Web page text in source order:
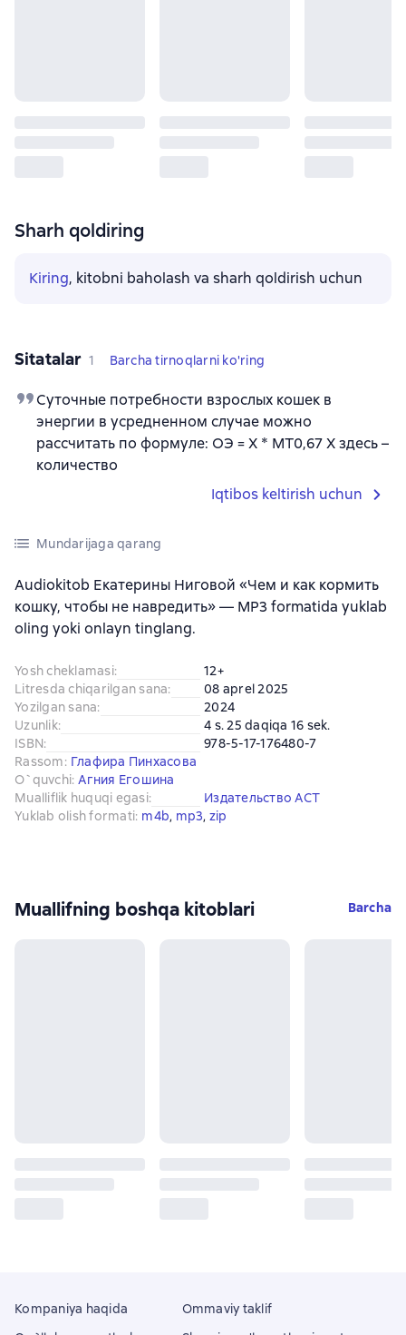
Sharh qoldiring
Kiring, kitobni baholash va sharh qoldirish uchun
Sitatalar 1 Barcha tirnoqlarni ko'ring
Суточные потребности взрослых кошек в
энергии в усредненном случае можно
рассчитать по формуле: ОЭ = X * МТ0,67 Х здесь –
количество
Iqtibos keltirish uchun
Mundarijaga qarang
Audiokitob Екатерины Ниговой «Чем и как кормить
кошку, чтобы не навредить» — MP3 formatida yuklab
oling yoki onlayn tinglang.
Yosh cheklamasi:
12+
Litresda chiqarilgan sana:
08 aprel 2025
Yozilgan sana:
2024
Uzunlik:
4 s. 25 daqiqa 16 sek.
ISBN:
978-5-17-176480-7
Rassom: Глафира Пинхасова
O`quvchi: Агния Егошина
Mualliflik huquqi egasi:
Издательство АСТ
Yuklab olish formati: m4b, mp3, zip
Muallifning boshqa kitoblari Barcha
Kompaniya haqida
Ommaviy taklif